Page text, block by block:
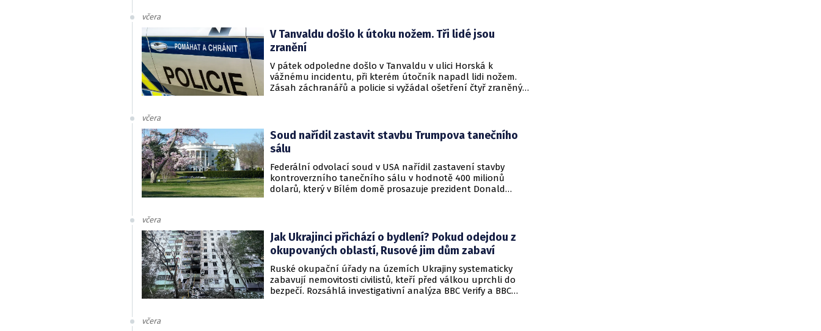
rukojmími za prezidenta Jimmyho Cartera.
včera
V Tanvaldu došlo k útoku nožem. Tři lidé jsou
zranění
V pátek odpoledne došlo v Tanvaldu v ulici Horská k
vážnému incidentu, při kterém útočník napadl lidi nožem.
Zásah záchranářů a policie si vyžádal ošetření čtyř zraněných
včera
Soud nařídil zastavit stavbu Trumpova tanečního
sálu
Federální odvolací soud v USA nařídil zastavení stavby
kontroverzního tanečního sálu v hodnotě 400 milionů
dolarů, který v Bílém domě prosazuje prezident Donald
včera
Jak Ukrajinci přichází o bydlení? Pokud odejdou z
okupovaných oblastí, Rusové jim dům zabaví
Ruské okupační úřady na územích Ukrajiny systematicky
zabavují nemovitosti civilistů, kteří před válkou uprchli do
bezpečí. Rozsáhlá investigativní analýza BBC Verify a BBC
včera